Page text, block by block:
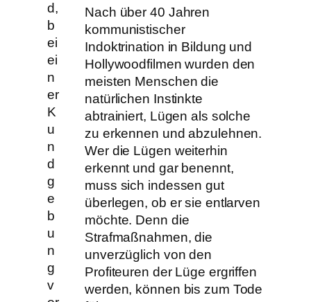
d,
b
ei
ei
n
er
K
u
n
d
g
e
b
u
n
g
v
Nach über 40 Jahren
kommunistischer
Indoktrination in Bildung und
Hollywoodfilmen wurden den
meisten Menschen die
natürlichen Instinkte
abtrainiert, Lügen als solche
zu erkennen und abzulehnen.
Wer die Lügen weiterhin
erkennt und gar benennt,
muss sich indessen gut
überlegen, ob er sie entlarven
möchte. Denn die
Strafmaßnahmen, die
unverzüglich von den
Profiteuren der Lüge ergriffen
werden, können bis zum Tode